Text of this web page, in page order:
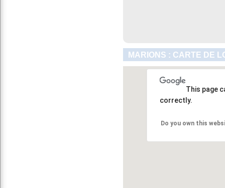
MARIONS : CARTE DE
This page
correctly.
Do you own this